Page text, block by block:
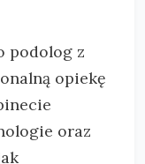
podolog z
opiekę
oraz